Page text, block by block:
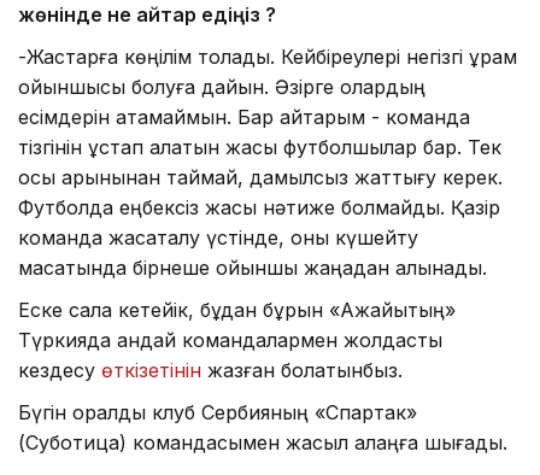
жөнінде не айтар едіңіз ?
-Жастарға көңілім толады. Кейбіреулері негізгі құрам
ойыншысы болуға дайын. Әзірге олардың
есімдерін атамаймын. Бар айтарым - команда
тізгінін ұстап қалатын жақсы футболшылар бар. Тек
осы қарқынынан таймай, дамылсыз жаттығу керек.
Футболда еңбексіз жақсы нәтиже болмайды. Қазір
команда жасақталу үстінде, оны күшейту
мақсатында бірнеше ойыншы жаңадан алынады.
Еске сала кетейік, бұдан бұрын «Ақжайықтың»
Түркияда қандай командалармен жолдастық
кездесу өткізетінін жазған болатынбыз.
Бүгін оралдық клуб Сербияның «Спартак»
(Суботица) командасымен жасыл алаңға шығады.